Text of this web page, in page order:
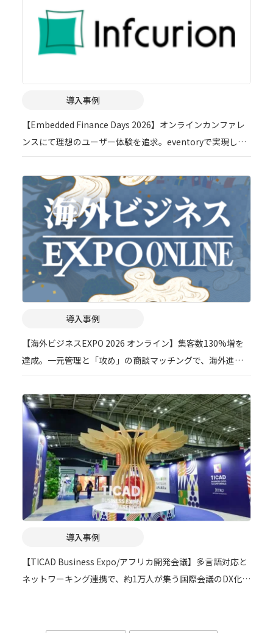
導入事例
【Embedded Finance Days 2026】オンラインカンファレ
ンスにて理想のユーザー体験を追求。eventoryで実現した
「データに基づくイベントマーケティング」の舞台裏
導入事例
【海外ビジネスEXPO 2026 オンライン】集客数130%増を
達成。一元管理と「攻め」の商談マッチングで、海外進出
支援イベントのDXを加速
導入事例
【TICAD Business Expo/アフリカ開発会議】多言語対応と
ネットワーキング連携で、約1万人が集う国際会議のDX化を